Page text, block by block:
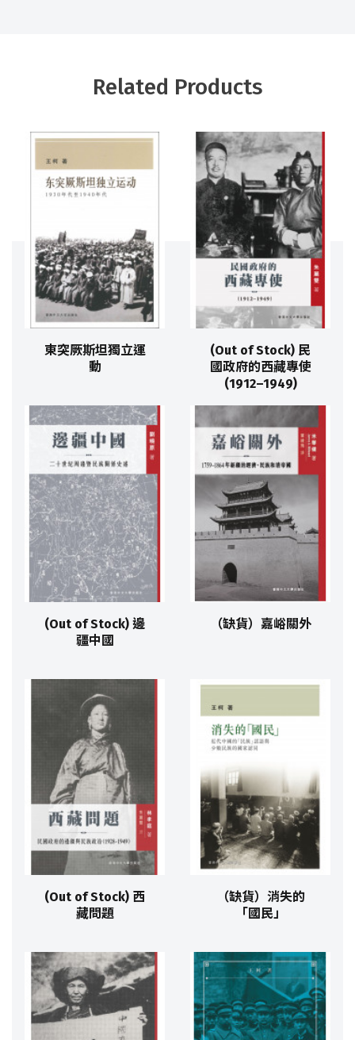
Related Products
東突厥斯坦獨立運
動
(Out of Stock) 民
國政府的西藏專使
(1912–1949)
(Out of Stock) 邊
疆中國
（缺貨）嘉峪關外
(Out of Stock) 西
藏問題
（缺貨）消失的
「國民」